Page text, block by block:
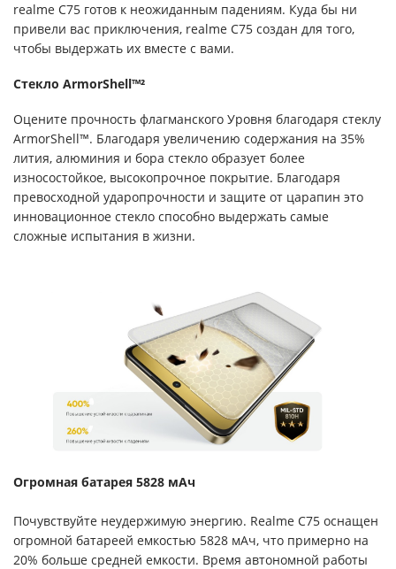
realme C75 готов к неожиданным падениям. Куда бы ни
привели вас приключения, realme C75 создан для того,
чтобы выдержать их вместе с вами.
Стекло ArmorShell™²
Оцените прочность флагманского Уровня благодаря стеклу
ArmorShell™. Благодаря увеличению содержания на 35%
лития, алюминия и бора стекло образует более
износостойкое, высокопрочное покрытие. Благодаря
превосходной ударопрочности и защите от царапин это
инновационное стекло способно выдержать самые
сложные испытания в жизни.
Огромная батарея 5828 мАч
Почувствуйте неудержимую энергию. Realme C75 оснащен
огромной батареей емкостью 5828 мАч, что примерно на
20% больше средней емкости. Время автономной работы